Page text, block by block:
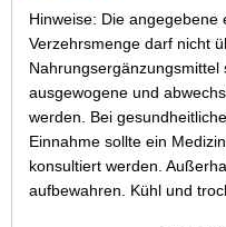
Hinweise: Die angegebene
Verzehrsmenge darf nicht
ausgewogene und
werden. Bei
Einnahme sollte ein
konsultiert werden.
aufbewahren. Kühl und